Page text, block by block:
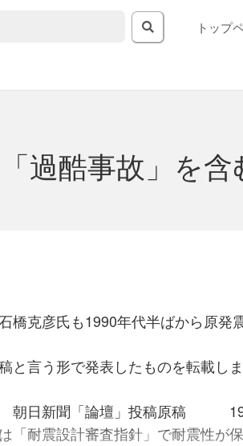
トップ
過酷事故」を含
橋克彦氏も1990年代半ばから原発
言う形で発表したものを転載しま
日新聞「論壇」投稿原稿
耐震設計審査指針」で耐震性が